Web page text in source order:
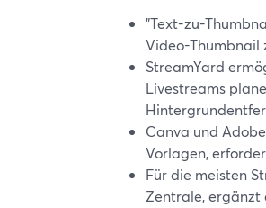
"Text-zu-
Video-Thumbnail
StreamYard
Livestreams
Canva und
Vorlagen,
Für die meisten
Zentrale, ergänzt